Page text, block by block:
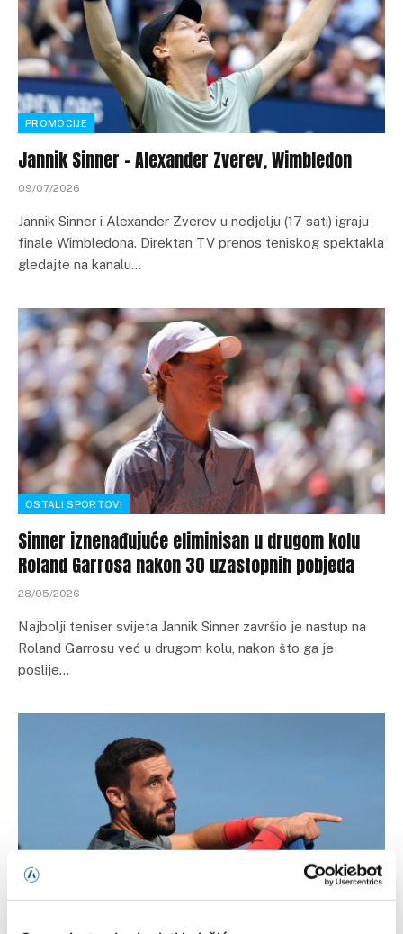
PROMOCIJE
Jannik Sinner – Alexander Zverev, Wimbledon
09/07/2026
Jannik Sinner i Alexander Zverev u nedjelju (17 sati) igraju
finale Wimbledona. Direktan TV prenos teniskog spektakla
gledajte na kanalu…
OSTALI SPORTOVI
Sinner iznenađujuće eliminisan u drugom kolu
Roland Garrosa nakon 30 uzastopnih pobjeda
28/05/2026
Najbolji teniser svijeta Jannik Sinner završio je nastup na
Roland Garrosu već u drugom kolu, nakon što ga je
poslije…